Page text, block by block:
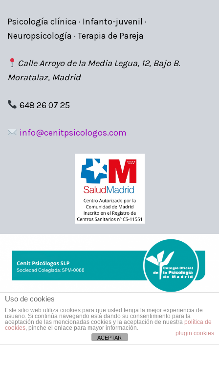
Psicología clínica · Infanto-juvenil ·
Neuropsicología · Terapia de Pareja
Calle Arroyo de la Media Legua, 12, Bajo B.
Moratalaz, Madrid
648 26 07 25
info@cenitpsicologos.com
Uso de cookies
Este sitio web utiliza cookies para que usted tenga la mejor experiencia de
usuario. Si continúa navegando está dando su consentimiento para la
aceptación de las mencionadas cookies y la aceptación de nuestra política de
cookies, pinche el enlace para mayor información.
plugin cookies
ACEPTAR